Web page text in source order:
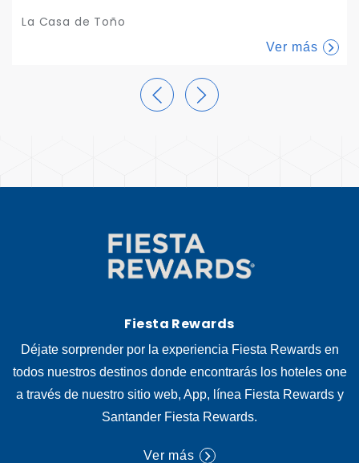
La Casa de Toño
Ver más
Fiesta Rewards
Déjate sorprender por la experiencia Fiesta Rewards en
todos nuestros destinos donde encontrarás los hoteles one
a través de nuestro sitio web, App, línea Fiesta Rewards y
Santander Fiesta Rewards.
Ver más